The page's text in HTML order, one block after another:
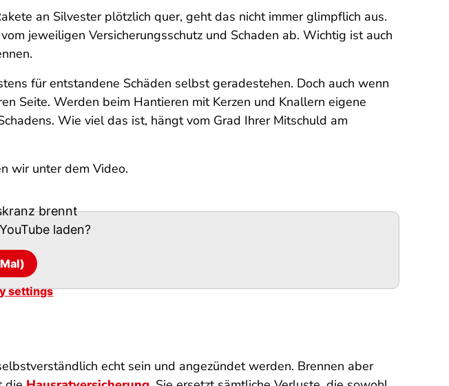
an Silvester plötzlich quer, geht das nicht immer glimpflich aus.
jeweiligen Versicherungsschutz und Schaden ab. Wichtig ist auch
für entstandene Schäden selbst geradestehen. Doch auch wenn
Seite. Werden beim Hantieren mit Kerzen und Knallern eigene
Wie viel das ist, hängt vom Grad Ihrer Mitschuld am
wir unter dem Video.
brennt
YouTubeladen?
settings
echt sein und angezündet werden. Brennen aber